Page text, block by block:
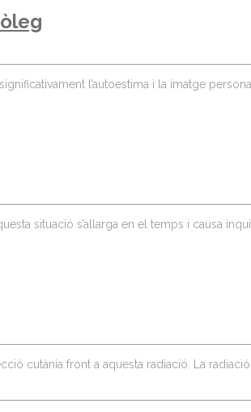
l’autoestima i la imatge
situació s’allarga en el temps i causa
cutània front a aquesta radiació. La